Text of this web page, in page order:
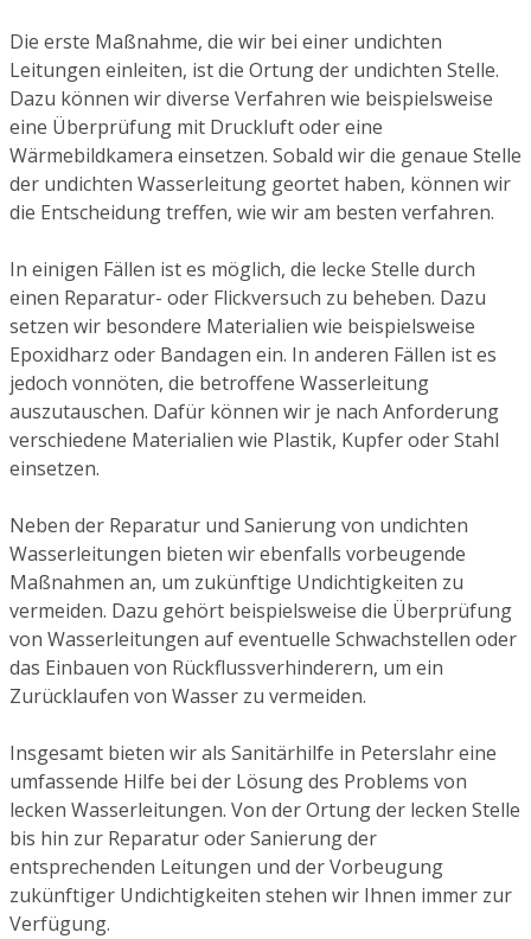
Die erste Maßnahme, die wir bei einer undichten
Leitungen einleiten, ist die Ortung der undichten Stelle.
Dazu können wir diverse Verfahren wie beispielsweise
eine Überprüfung mit Druckluft oder eine
Wärmebildkamera einsetzen. Sobald wir die genaue Stelle
der undichten Wasserleitung geortet haben, können wir
die Entscheidung treffen, wie wir am besten verfahren.
In einigen Fällen ist es möglich, die lecke Stelle durch
einen Reparatur- oder Flickversuch zu beheben. Dazu
setzen wir besondere Materialien wie beispielsweise
Epoxidharz oder Bandagen ein. In anderen Fällen ist es
jedoch vonnöten, die betroffene Wasserleitung
auszutauschen. Dafür können wir je nach Anforderung
verschiedene Materialien wie Plastik, Kupfer oder Stahl
einsetzen.
Neben der Reparatur und Sanierung von undichten
Wasserleitungen bieten wir ebenfalls vorbeugende
Maßnahmen an, um zukünftige Undichtigkeiten zu
vermeiden. Dazu gehört beispielsweise die Überprüfung
von Wasserleitungen auf eventuelle Schwachstellen oder
das Einbauen von Rückflussverhinderern, um ein
Zurücklaufen von Wasser zu vermeiden.
Insgesamt bieten wir als Sanitärhilfe in Peterslahr eine
umfassende Hilfe bei der Lösung des Problems von
lecken Wasserleitungen. Von der Ortung der lecken Stelle
bis hin zur Reparatur oder Sanierung der
entsprechenden Leitungen und der Vorbeugung
zukünftiger Undichtigkeiten stehen wir Ihnen immer zur
Verfügung.